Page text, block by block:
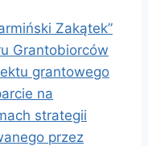
Zakątek”
Grantobiorców
grantowego
na
strategii
przez